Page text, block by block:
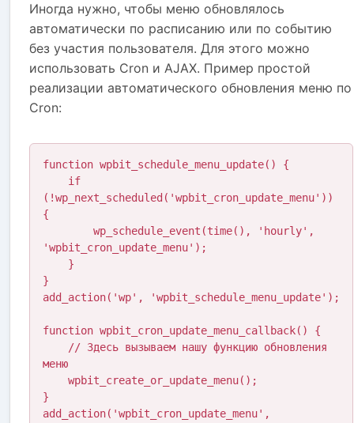
Иногда нужно, чтобы меню обновлялось
автоматически по расписанию или по событию
без участия пользователя. Для этого можно
использовать Cron и AJAX. Пример простой
реализации автоматического обновления меню по
Cron:
function wpbit_schedule_menu_update() {
(!wp_next_scheduled('wpbit_cron_update_menu'))
{
'wpbit_cron_update_menu');
}
add_action('wp', 'wpbit_schedule_menu_update');
function wpbit_cron_update_menu_callback() {
меню
}
add_action('wpbit_cron_update_menu',